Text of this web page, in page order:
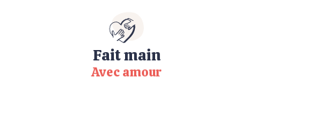
Fait main
Avec amour